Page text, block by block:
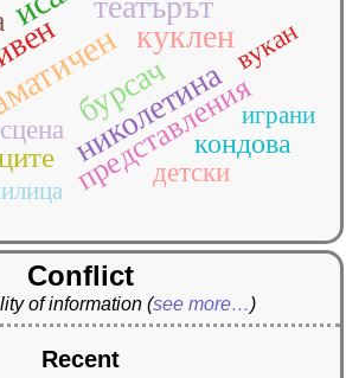
бурсач
куклен
николетина
представления
кондова
вукан
детски
сцена играни
Conflict
of information (see more…)
Recent